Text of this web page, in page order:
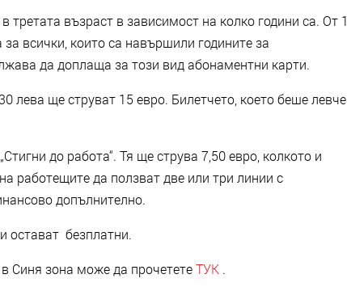
възраст в зависимост на колко години са. От 1
всички, които са навършили годините за
да доплаща за този вид абонаментни карти.
лева ще струват 15 евро. Билетчето, което беше левче
до работа“. Тя ще струва 7,50 евро, колкото и
работещите да ползват две или три линии с
допълнително.
остават безплатни.
Синя зона може да прочететеТУК .